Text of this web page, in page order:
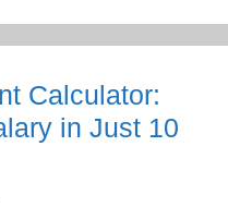
Calculator:
in Just 10